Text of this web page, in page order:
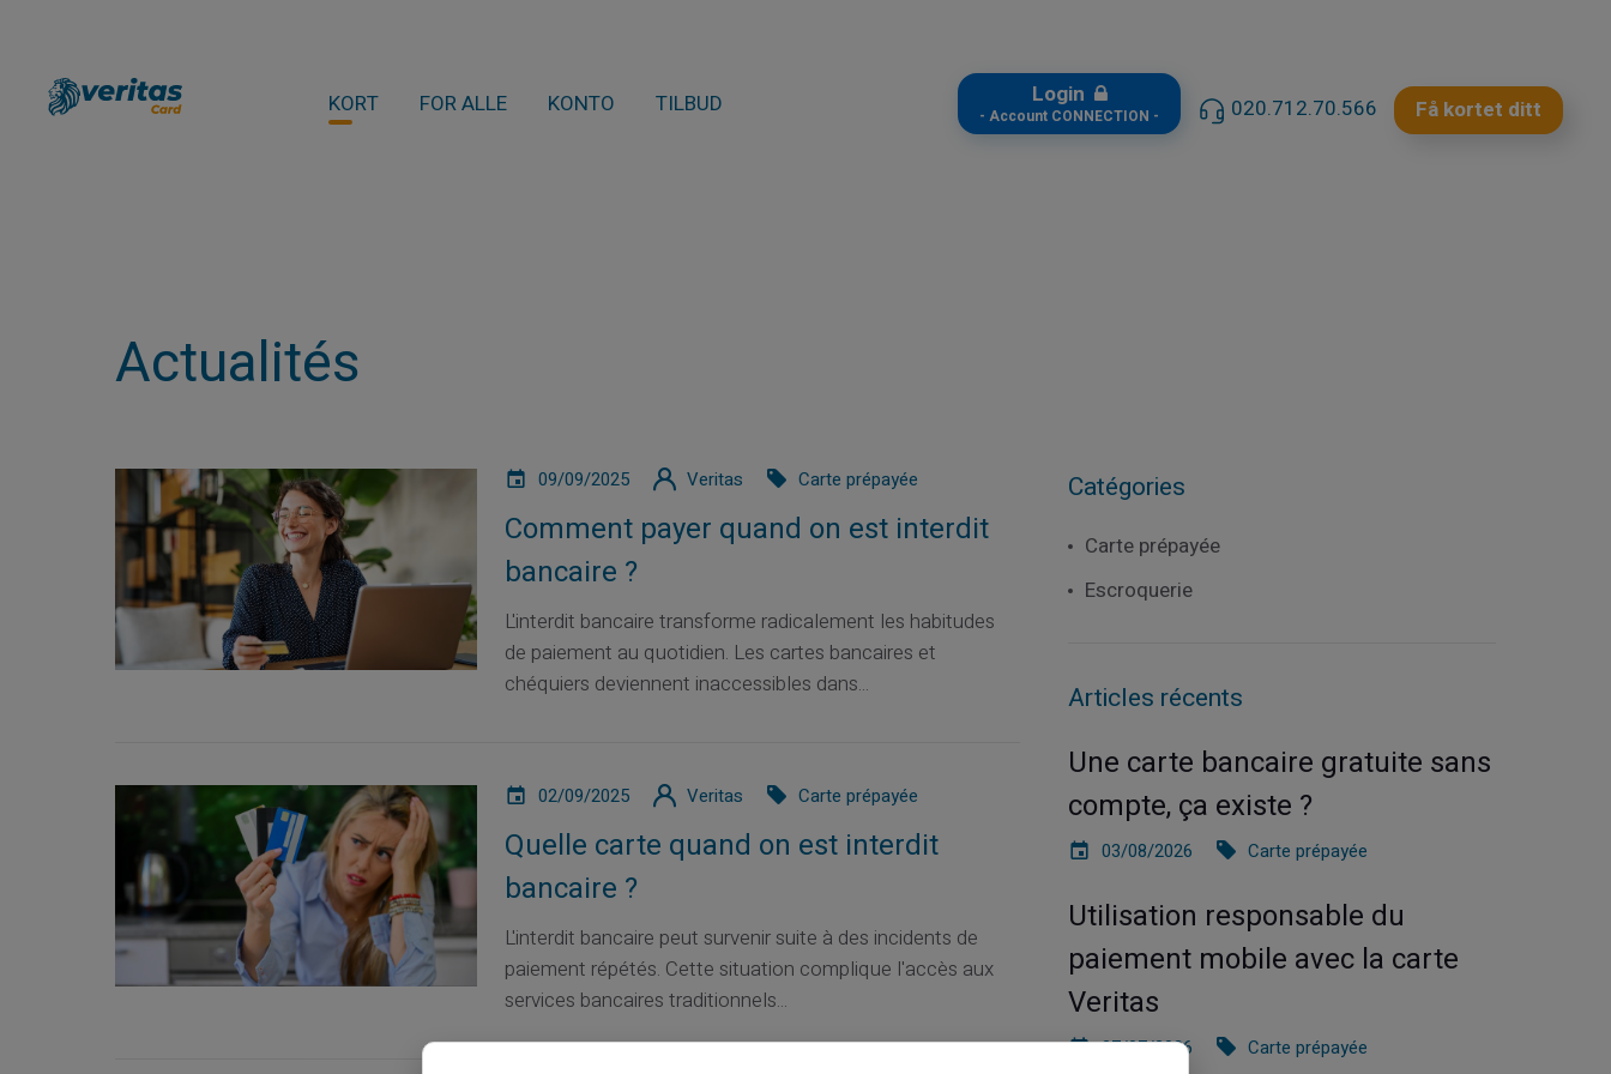
KORT FOR ALLE KONTO TILBUD Login
- Account CONNECTION - 020.712.70.566 Få kortet ditt
Actualités
09/09/2025 Veritas Carte prépayée
Comment payer quand on est interdit
bancaire ?
L'interdit bancaire transforme radicalement les habitudes
de paiement au quotidien. Les cartes bancaires et
chéquiers deviennent inaccessibles dans...
02/09/2025 Veritas Carte prépayée
Quelle carte quand on est interdit
bancaire ?
L'interdit bancaire peut survenir suite à des incidents de
paiement répétés. Cette situation complique l'accès aux
services bancaires traditionnels...
Catégories
Carte prépayée
Escroquerie
Articles récents
Une carte bancaire gratuite sans
compte, ça existe ?
03/08/2026 Carte prépayée
Utilisation responsable du
paiement mobile avec la carte
Veritas
27/07/2026 Carte prépayée